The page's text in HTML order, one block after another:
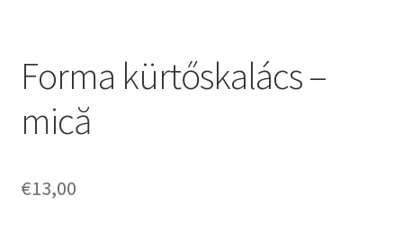
Forma kürtőskalács –
mică
€13,00